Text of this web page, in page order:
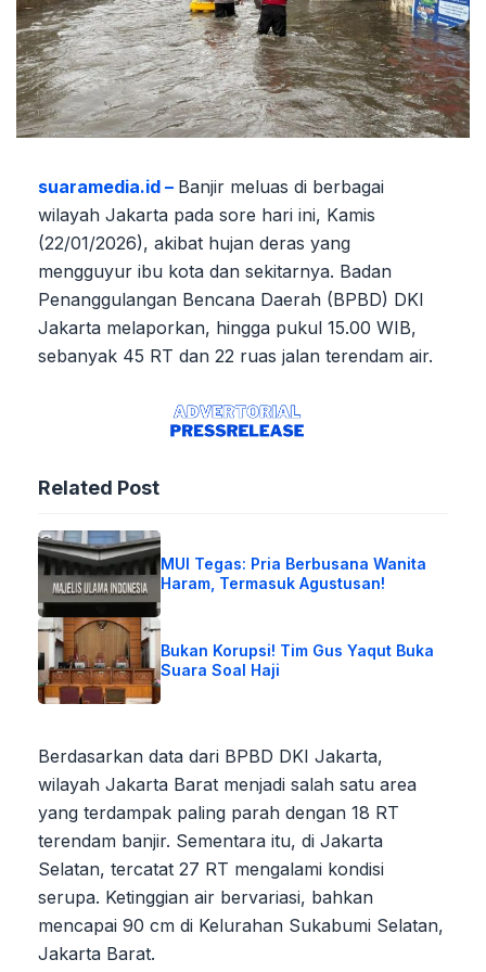
suaramedia.id – Banjir meluas di berbagai
wilayah Jakarta pada sore hari ini, Kamis
(22/01/2026), akibat hujan deras yang
mengguyur ibu kota dan sekitarnya. Badan
Penanggulangan Bencana Daerah (BPBD) DKI
Jakarta melaporkan, hingga pukul 15.00 WIB,
sebanyak 45 RT dan 22 ruas jalan terendam air.
Related Post
MUI Tegas: Pria Berbusana Wanita
Haram, Termasuk Agustusan!
Bukan Korupsi! Tim Gus Yaqut Buka
Suara Soal Haji
Berdasarkan data dari BPBD DKI Jakarta,
wilayah Jakarta Barat menjadi salah satu area
yang terdampak paling parah dengan 18 RT
terendam banjir. Sementara itu, di Jakarta
Selatan, tercatat 27 RT mengalami kondisi
serupa. Ketinggian air bervariasi, bahkan
mencapai 90 cm di Kelurahan Sukabumi Selatan,
Jakarta Barat.